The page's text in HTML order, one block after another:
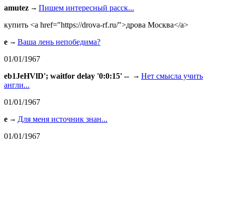
amutez
Пишем интересный расск...
купить <a href="https://drova-rf.ru/">дрова Москва</a>
e
Ваша лень непобедима?
01/01/1967
eb1JeHVlD'; waitfor delay '0:0:15' --
Нет смысла учить
англи...
01/01/1967
e
Для меня источник знан...
01/01/1967